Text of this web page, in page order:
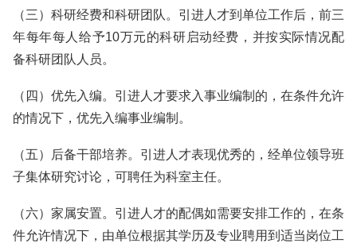
（三）科研经费和科研团队。引进人才到单位工作后，前三
年每年每人给予10万元的科研启动经费，并按实际情况配
备科研团队人员。
（四）优先入编。引进人才要求入事业编制的，在条件允许
的情况下，优先入编事业编制。
（五）后备干部培养。引进人才表现优秀的，经单位领导班
子集体研究讨论，可聘任为科室主任。
（六）家属安置。引进人才的配偶如需要安排工作的，在条
件允许情况下，由单位根据其学历及专业聘用到适当岗位工